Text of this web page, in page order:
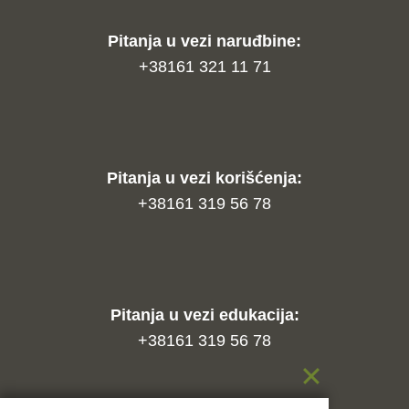
Pitanja u vezi naruđbine:
+38161 321 11 71
Pitanja u vezi korišćenja:
+38161 319 56 78
Pitanja u vezi edukacija:
+38161 319 56 78